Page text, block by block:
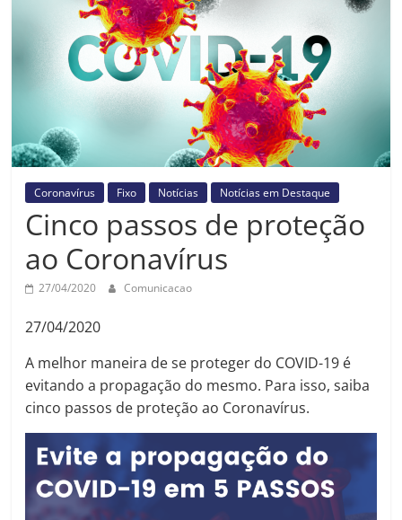
Prefeitura
Turística
Guaratinguetá
Coronavírus Fixo Notícias Notícias em Destaque
Cinco passos de proteção
ao Coronavírus
27/04/2020 Comunicacao
27/04/2020
A melhor maneira de se proteger do COVID-19 é
evitando a propagação do mesmo. Para isso, saiba
cinco passos de proteção ao Coronavírus.